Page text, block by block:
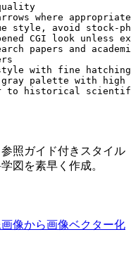
where appropriate
style, avoid stock-
CGI look unless
papers and
with fine
gray palette with
to historical
照ガイド付きスタイル
図を素早く作成。
画像から画像ベクター化